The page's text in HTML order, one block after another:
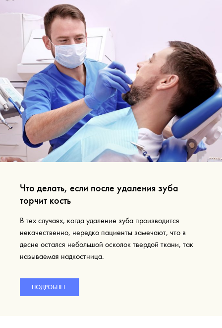
Что делать, если после удаления зуба
торчит кость
В тех случаях, когда удаление зуба производится
некачественно, нередко пациенты замечают, что в
десне остался небольшой осколок твердой ткани, так
называемая надкостница.
ПОДРОБНЕЕ